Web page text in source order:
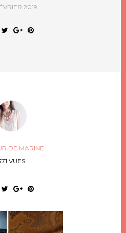
2019
DE MARINE
VUES